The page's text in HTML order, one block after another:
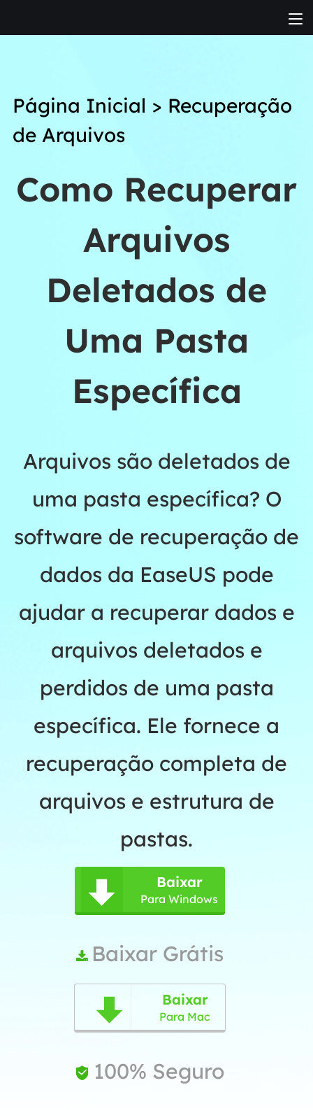
Página Inicial > Recuperação
de Arquivos
Como Recuperar
Arquivos
Deletados de
Uma Pasta
Específica
Arquivos são deletados de
uma pasta específica? O
software de recuperação de
dados da EaseUS pode
ajudar a recuperar dados e
arquivos deletados e
perdidos de uma pasta
específica. Ele fornece a
recuperação completa de
arquivos e estrutura de
pastas.
 Baixar
Para Windows
 Baixar Grátis
 Baixar
Para Mac
 100% Seguro